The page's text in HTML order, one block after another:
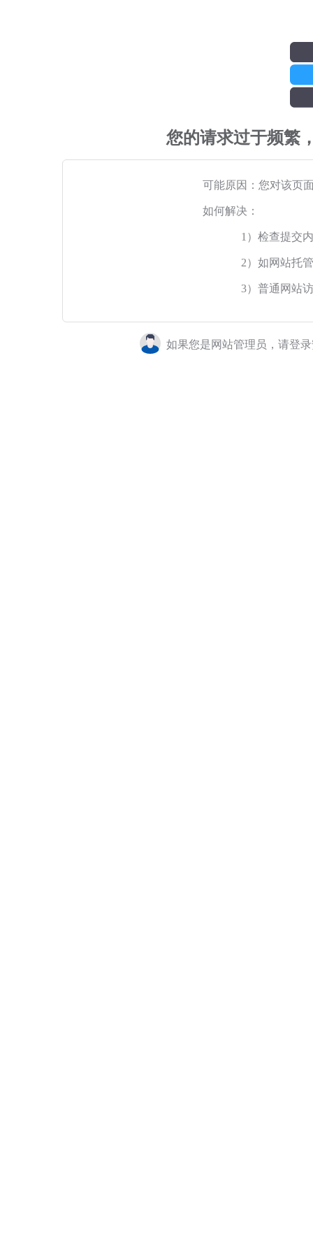
您的请求过于频繁
可能原因：您对该页
如何解决：
1）检查提交
2）如网站托
3）普通网站
如果您是网站管理员，请登